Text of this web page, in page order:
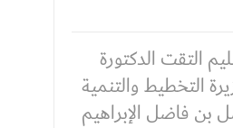
التقت الدكتورة
التخطيط والتنمية
بن فاضل الإبراهيم